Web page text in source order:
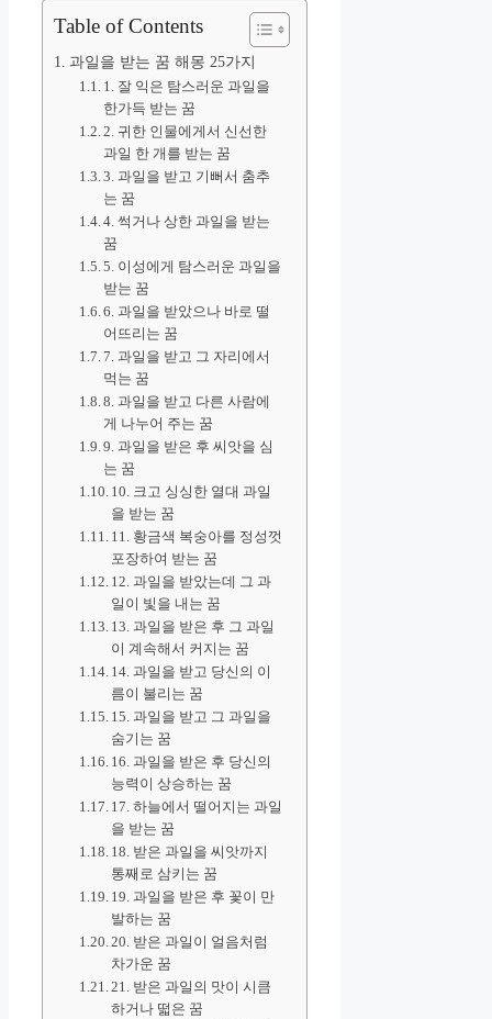
Table of Contents
과일을 받는 꿈 해몽 25가지
1. 잘 익은 탐스러운 과일을
한가득 받는 꿈
2. 귀한 인물에게서 신선한
과일 한 개를 받는 꿈
3. 과일을 받고 기뻐서 춤추
는 꿈
4. 썩거나 상한 과일을 받는
꿈
5. 이성에게 탐스러운 과일을
받는 꿈
6. 과일을 받았으나 바로 떨
어뜨리는 꿈
7. 과일을 받고 그 자리에서
먹는 꿈
8. 과일을 받고 다른 사람에
게 나누어 주는 꿈
9. 과일을 받은 후 씨앗을 심
는 꿈
10. 크고 싱싱한 열대 과일
을 받는 꿈
11. 황금색 복숭아를 정성껏
포장하여 받는 꿈
12. 과일을 받았는데 그 과
일이 빛을 내는 꿈
13. 과일을 받은 후 그 과일
이 계속해서 커지는 꿈
14. 과일을 받고 당신의 이
름이 불리는 꿈
15. 과일을 받고 그 과일을
숨기는 꿈
16. 과일을 받은 후 당신의
능력이 상승하는 꿈
17. 하늘에서 떨어지는 과일
을 받는 꿈
18. 받은 과일을 씨앗까지
통째로 삼키는 꿈
19. 과일을 받은 후 꽃이 만
발하는 꿈
20. 받은 과일이 얼음처럼
차가운 꿈
21. 받은 과일의 맛이 시큼
하거나 떫은 꿈